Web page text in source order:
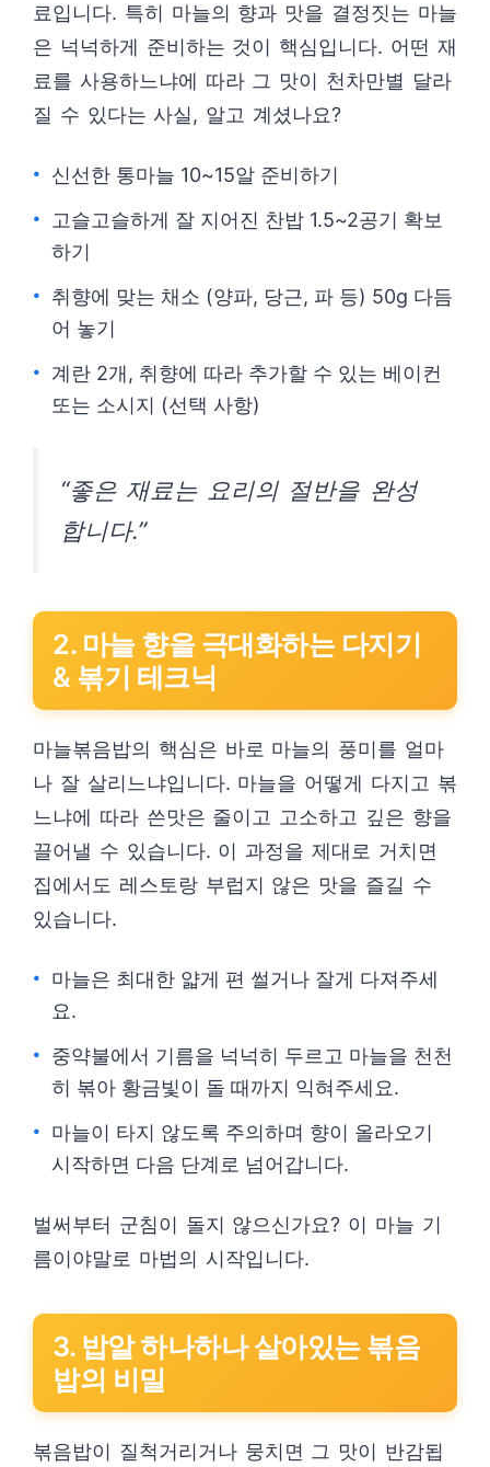
료입니다. 특히 마늘의 향과 맛을 결정짓는 마늘
은 넉넉하게 준비하는 것이 핵심입니다. 어떤 재
료를 사용하느냐에 따라 그 맛이 천차만별 달라
질 수 있다는 사실, 알고 계셨나요?
신선한 통마늘 10~15알 준비하기
고슬고슬하게 잘 지어진 찬밥 1.5~2공기 확보
하기
취향에 맞는 채소 (양파, 당근, 파 등) 50g 다듬
어 놓기
계란 2개, 취향에 따라 추가할 수 있는 베이컨
또는 소시지 (선택 사항)
“좋은 재료는 요리의 절반을 완성
합니다.”
2. 마늘 향을 극대화하는 다지기
& 볶기 테크닉
마늘볶음밥의 핵심은 바로 마늘의 풍미를 얼마
나 잘 살리느냐입니다. 마늘을 어떻게 다지고 볶
느냐에 따라 쓴맛은 줄이고 고소하고 깊은 향을
끌어낼 수 있습니다. 이 과정을 제대로 거치면
집에서도 레스토랑 부럽지 않은 맛을 즐길 수
있습니다.
마늘은 최대한 얇게 편 썰거나 잘게 다져주세
요.
중약불에서 기름을 넉넉히 두르고 마늘을 천천
히 볶아 황금빛이 돌 때까지 익혀주세요.
마늘이 타지 않도록 주의하며 향이 올라오기
시작하면 다음 단계로 넘어갑니다.
벌써부터 군침이 돌지 않으신가요? 이 마늘 기
름이야말로 마법의 시작입니다.
3. 밥알 하나하나 살아있는 볶음
밥의 비밀
볶음밥이 질척거리거나 뭉치면 그 맛이 반감됩